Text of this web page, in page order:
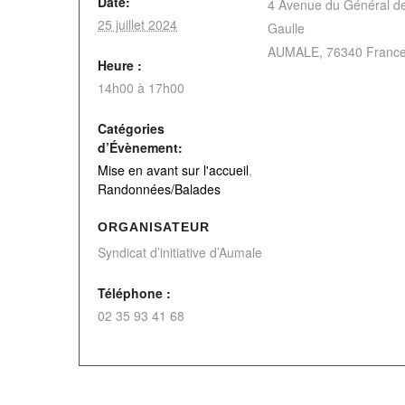
25 juillet 2024
Heure :
14h00 à 17h00
Catégories
d’Évènement:
Mise en avant sur l'accueil,
Randonnées/Balades
4 Avenue du Général
Gaulle
AUMALE, 76340
ORGANISATEUR
Syndicat d’initiative d’Aumale
Téléphone :
02 35 93 41 68